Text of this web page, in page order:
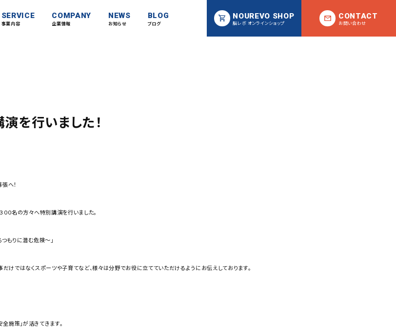
SERVICE
事業内容
COMPANY
企業情報
NEWS
お知らせ
BLOG
ブログ
NOUREVO SHOP
脳レボ オンラインショップ
CONTACT
お問い合わせ
を行いました！
へ！
０名の方々へ特別講演を行いました。
もりに潜む危険〜」
けではなくスポーツや子育てなど、様々は分野でお役に立てていただけるようにお伝えしております。
全施策」が活きてきます。